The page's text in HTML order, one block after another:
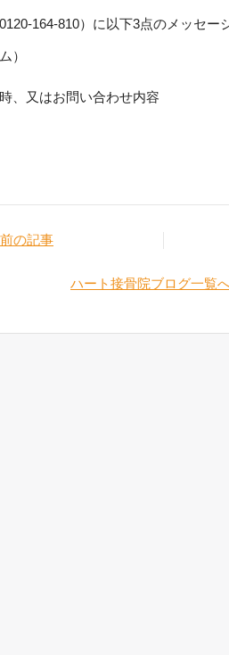
0120-164-810）に以下3点のメッセー
）
、又はお問い合わせ内容
の記事
ハート接骨院ブログ一覧